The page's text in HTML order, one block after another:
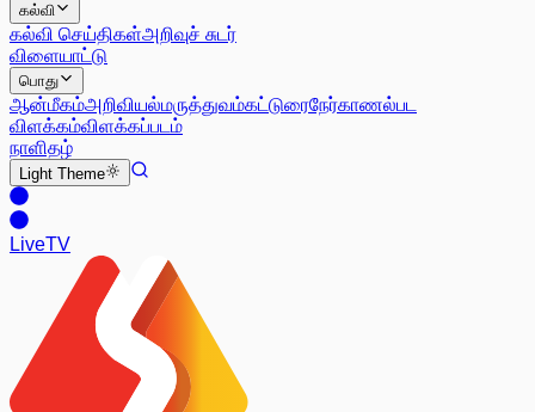
கல்வி
கல்வி செய்திகள்அறிவுச் சுடர்
விளையாட்டு
பொது
ஆன்மீகம்அறிவியல்மருத்துவம்கட்டுரைநேர்காணல்பட
விளக்கம்விளக்கப்படம்
நாளிதழ்
Light Theme
LiveTV